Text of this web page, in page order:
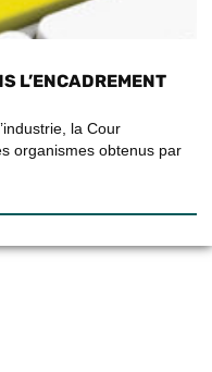
L’ENCADREMENT
la Cour
organismes obtenus par